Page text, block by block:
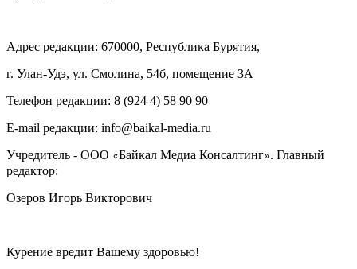
Адрес редакции: 670000, Республика Бурятия,
г. Улан-Удэ, ул. Смолина, 54б, помещение 3А
Телефон редакции: ‎‎8 (924 4) 58 90 90
E-mail редакции: info@baikal-media.ru
Учредитель - ООО «Байкал Медиа Консалтинг». Главный
редактор:
Озеров Игорь Викторович
Курение вредит Вашему здоровью!